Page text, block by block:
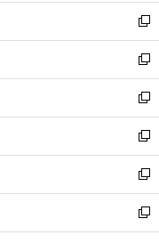
く
ン
ド
ウ
で
開
く
ウ
ィ
ン
ド
ウ
で
開
く
し
い
ウ
ィ
ン
ド
ウ
で
開
く
新
し
い
ウ
ィ
ン
ド
ウ
で
開
く
新
し
い
ウ
ィ
ン
ド
ウ
で
開
新
し
い
ウ
ィ
ン
ド
ウ
新
し
い
ウ
ィ
ン
新
し
い
ウ
新
し